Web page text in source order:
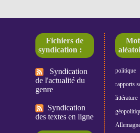
Fichiers de
syndication :
Syndication
de l'actualité du
genre
Syndication
des textes en ligne
politique
rapports
littérature